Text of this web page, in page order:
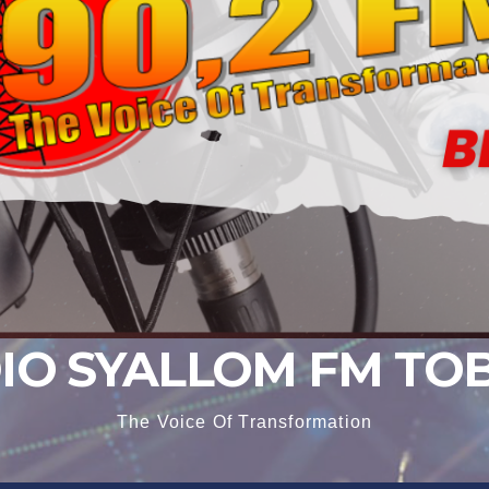
SYALLOM FM
The Voice Of Transformation